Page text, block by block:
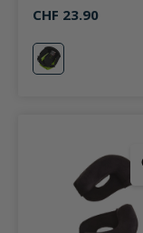
CHF 23.90
neutral